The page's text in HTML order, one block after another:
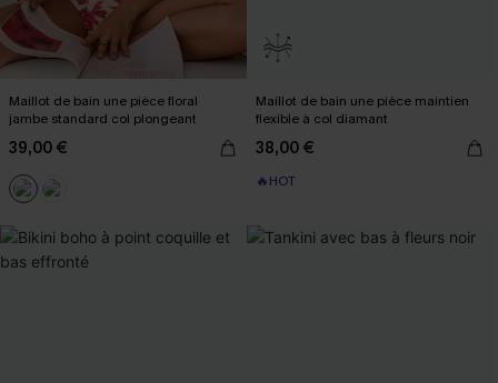
Maillot de bain une pièce floral
jambe standard col plongeant
39,00 €
Maillot de bain une pièce maintien
flexible à col diamant
38,00 €
🔥HOT